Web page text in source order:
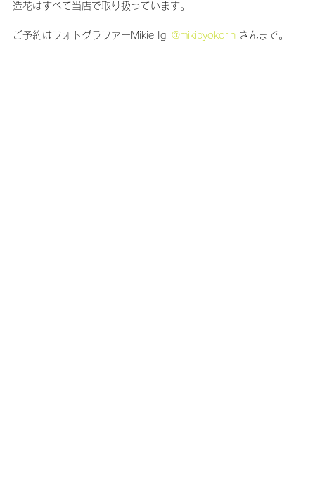
造花はすべて当店で取り扱っています。
ご予約はフォトグラファーMikie Igi @mikipyokorin さんまで。